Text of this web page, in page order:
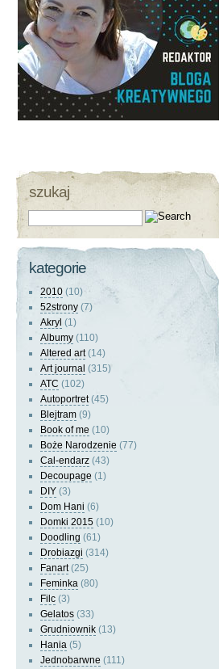
szukaj
kategorie
2010 (10)
52strony (7)
Akryl (1)
Albumy (110)
Altered art(14)
Art journal (315)
ATC (102)
Autoportret(45)
Blejtram (9)
Book of me (10)
Boże Narodzenie (77)
Cal-endarz (43)
Decoupage (1)
DIY (3)
Dom Hani (6)
Domki 2015 (10)
Doodling (61)
Drobiazgi (314)
Fanart(25)
Feminka (80)
Filc (3)
Gelatos (33)
Grudniownik (13)
Hania (5)
Jednobarwne (111)